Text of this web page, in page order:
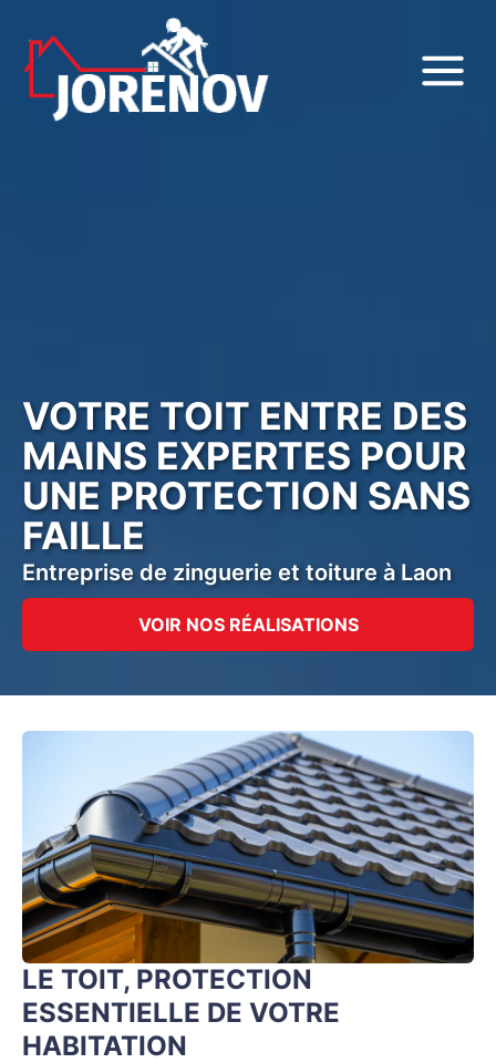
Entreprise de zinguerie et toiture à Laon
VOTRE TOIT ENTRE DES
MAINS EXPERTES POUR
UNE PROTECTION SANS
FAILLE
VOIR NOS RÉALISATIONS
LE TOIT, PROTECTION
ESSENTIELLE DE VOTRE
HABITATION